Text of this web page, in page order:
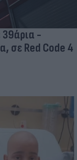
-
σε Red Code 4